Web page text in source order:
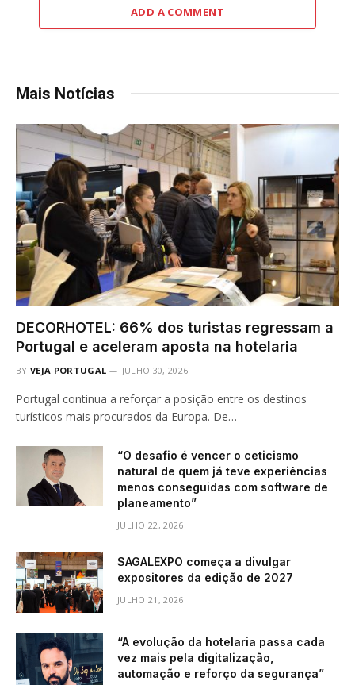
ADD A COMMENT
Mais Notícias
DECORHOTEL: 66% dos turistas regressam a
Portugal e aceleram aposta na hotelaria
BY VEJA PORTUGAL JULHO 30, 2026
Portugal continua a reforçar a posição entre os destinos
turísticos mais procurados da Europa. De…
“O desafio é vencer o ceticismo
natural de quem já teve experiências
menos conseguidas com software de
planeamento”
JULHO 22, 2026
SAGALEXPO começa a divulgar
expositores da edição de 2027
JULHO 21, 2026
“A evolução da hotelaria passa cada
vez mais pela digitalização,
automação e reforço da segurança”